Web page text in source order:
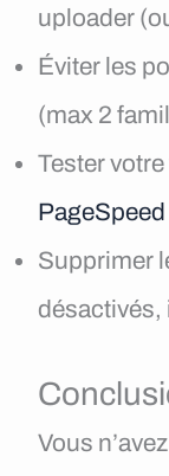
uploader
Éviter les
(max 2
Tester
Supprimer
désactivés,
Vous n’avez